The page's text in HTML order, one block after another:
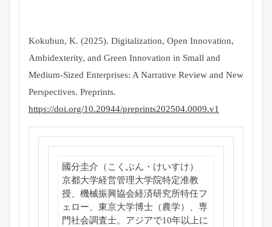
Kokubun, K. (2025). Digitalization, Open Innovation,
Ambidexterity, and Green Innovation in Small and
Medium-Sized Enterprises: A Narrative Review and New
Perspectives. Preprints.
https://doi.org/10.20944/preprints202504.0009.v1
國分圭介（こくぶん・けいすけ）
京都大学経営管理大学院特定准教
授、 機械振興協会経済研究所特任フ
ェロー、東京大学博士（農学）、 専
門社会調査士。 アジアで10年以上に